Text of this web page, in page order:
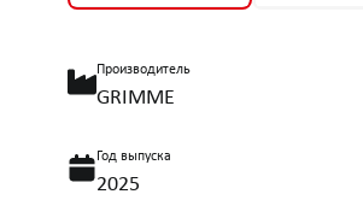
Производитель
GRIMME
Год выпуска
2025